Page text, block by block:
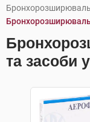
та засоби